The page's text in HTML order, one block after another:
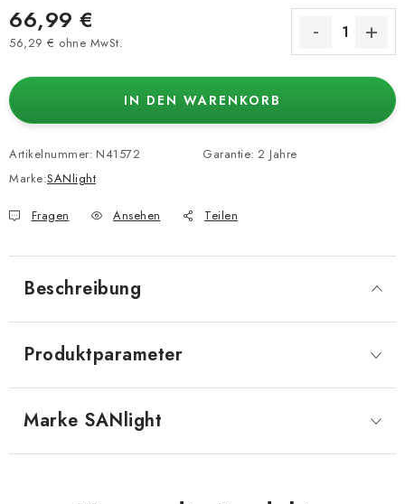
66,99 €
56,29 € ohne MwSt.
IN DEN WARENKORB
Artikelnummer: N41572
Marke:SANlight
Garantie: 2 Jahre
Fragen Ansehen Teilen
Beschreibung
Produktparameter
Marke SANlight